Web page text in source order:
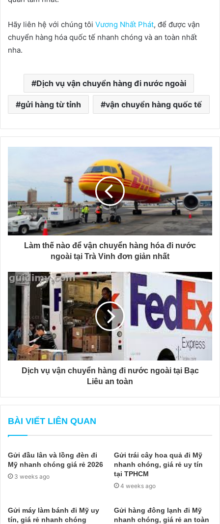
Hãy liên hệ với chúng tôi Vương Nhất Phát, để được vận
chuyển hàng hóa quốc tế nhanh chóng và an toàn nhất
nha.
Dịch vụ vận chuyển hàng đi nước ngoài
gửi hàng từ tỉnh vận chuyển hàng quốc tế
Làm thế nào để vận chuyển hàng hóa đi nước
ngoài tại Trà Vinh đơn giản nhất
Dịch vụ vận chuyển hàng đi nước ngoài tại Bạc
Liêu an toàn
BÀI VIẾT LIÊN QUAN
Gửi đầu lân và lồng đèn đi
Mỹ nhanh chóng giá rẻ 2026
3 weeks ago
Gửi trái cây hoa quả đi Mỹ
nhanh chóng, giá rẻ uy tín
tại TPHCM
4 weeks ago
Gửi máy làm bánh đi Mỹ uy
tín, giá rẻ nhanh chóng
Gửi hàng đông lạnh đi Mỹ
nhanh chóng, giá rẻ an toàn